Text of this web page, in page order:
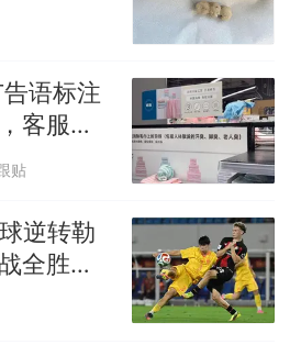
语标注
客服回
贴
逆转勒
全胜！
射建功